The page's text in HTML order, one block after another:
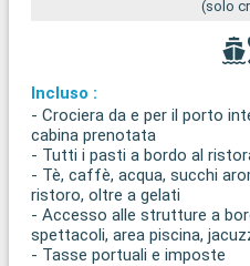
(solo
Incluso :
- Crociera da e per il porto
cabina prenotata
- Tutti i pasti a bordo al
- Tè, caffè, acqua, succhi
ristoro, oltre a gelati
- Accesso alle strutture a
spettacoli, area piscina,
- Tasse portuali e imposte